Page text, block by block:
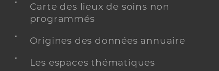
Carte des lieux de soins non
programmés
Origines des données annuaire
Les espaces thématiques